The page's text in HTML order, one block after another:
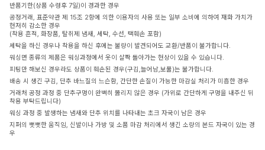
반품기한(상품 수령후 7일)이 경과한 경우
공정거래, 표준약관 제 15조 2항에 의한 이용자의 사용 또는 일부 소비에 의하여 재화 가치가
현저히 감소한 경우
(착용 흔적, 화장품, 탈취제 냄새, 세탁, 수선, 택훼손 포함)
세탁을 하신 경우나 착용을 하신 후에는 불량이 발견되어도 교환/반품이 불가합니다.
워싱면 종류의 제품은 워싱과정에서 옷이 살짝 돌아가는 현상이 있을 수 있습니다.
피팅만 해보신 경우라도 상품이 훼손된 경우(구김,늘어남,보풀)는 불가합니다.
배송 시 생긴 구김, 단추 바느질의 느슨함, 간단한 손질이 가능한 마감실 처리가 미흡한 경우
거래처 공정 과정 중 단추구멍이 완벽히 뚫리지 않은 경우 (가위로 간단하게 구멍을 내주신 뒤
착용 부탁드립니다)
워싱 과정 중 발생하는 냄새와 단추 위치를 나타내는 초크 자국이 남은 경우
지퍼의 뻣뻣한 움직임, 신발이나 가방 및 소품 마감 처리에서 생긴 소량의 본드 자국이 있는 경
우